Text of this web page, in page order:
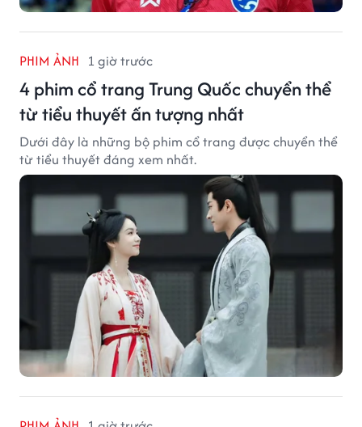
PHIM ẢNH 1 giờ trước
4 phim cổ trang Trung Quốc chuyển thể
từ tiểu thuyết ấn tượng nhất
Dưới đây là những bộ phim cổ trang được chuyển thể
từ tiểu thuyết đáng xem nhất.